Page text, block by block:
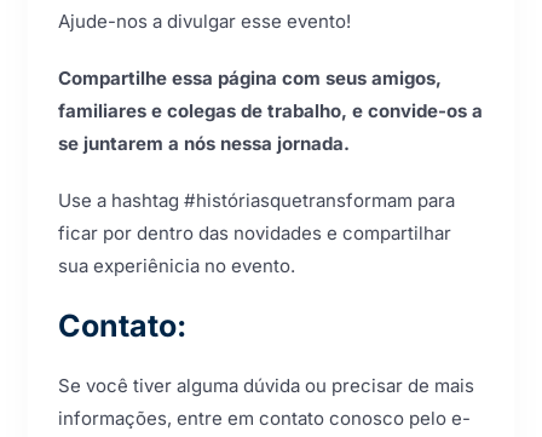
Ajude-nos a divulgar esse evento!
Compartilhe essa página com seus amigos,
familiares e colegas de trabalho, e convide-os a
se juntarem a nós nessa jornada.
Use a hashtag #históriasquetransformam para
ficar por dentro das novidades e compartilhar
sua experiênicia no evento.
Contato:
Se você tiver alguma dúvida ou precisar de mais
informações, entre em contato conosco pelo e-